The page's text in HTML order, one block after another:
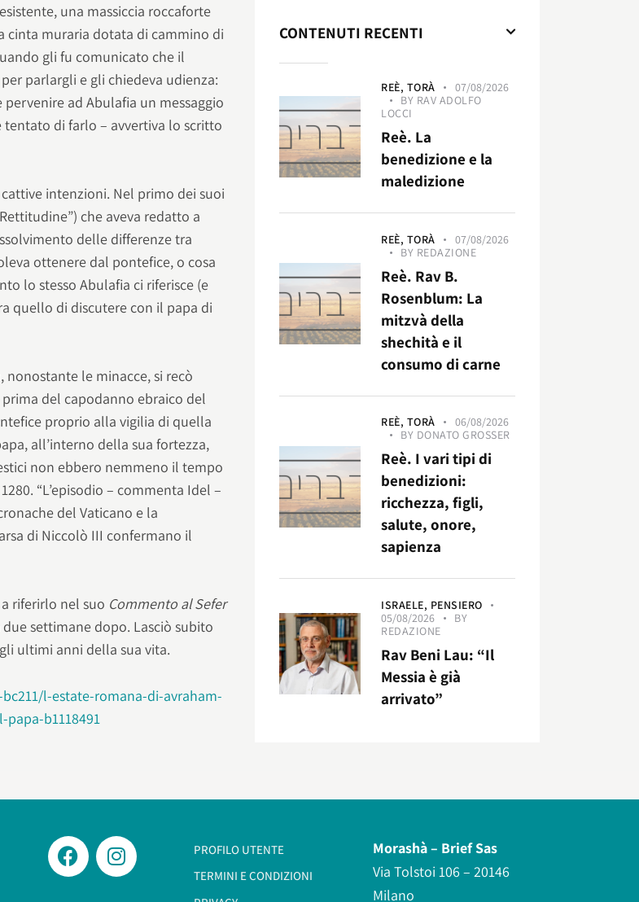
una massiccia roccaforte
cinta muraria dotata di cammino di
gli fu comunicato che il
parlargli e gli chiedeva udienza:
ad Abulafia un messaggio
tentato di farlo – avvertiva lo scritto
intenzioni. Nel primo dei suoi
che aveva redatto a
delle differenze tra
ottenere dal pontefice, o cosa
lo stesso Abulafia ci riferisce (e
quello di discutere con il papa di
nonostante le minacce, si recò
del capodanno ebraico del
proprio alla vigilia di quella
all’interno della sua fortezza,
non ebbero nemmeno il tempo
“L’episodio – commenta Idel –
del Vaticano e la
di Niccolò III confermano il
a riferirlo nel suo Commento al Sefer
settimane dopo. Lasciò subito
ultimi anni della sua vita.
l-estate-romana-di-avraham-
b1118491
CONTENUTI RECENTI
REÈ, TORÀ
07/08/2026
BY RAV ADOLFO
LOCCI
Reè. La
benedizione e la
maledizione
REÈ, TORÀ
07/08/2026
BY REDAZIONE
Reè. Rav B.
Rosenblum: La
mitzvà della
shechità e il
consumo di carne
REÈ, TORÀ
06/08/2026
BY DONATO GROSSER
Reè. I vari tipi di
benedizioni:
ricchezza, figli,
salute, onore,
sapienza
ISRAELE, PENSIERO
05/08/2026
BY
REDAZIONE
Rav Beni Lau: “Il
Messia è già
arrivato”
PROFILO UTENTE
TERMINI E CONDIZIONI
Morashà – Brief Sas
Via Tolstoi 106 – 20146
Milano